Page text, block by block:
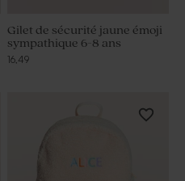
Gilet de sécurité jaune émoji
sympathique 6-8 ans
16,49